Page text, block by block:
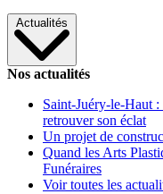
Actualités
Nos actualités
Saint-Juéry-le-Haut
retrouver son éclat
Un projet de
Quand les Arts
Funéraires
Voir toutes les